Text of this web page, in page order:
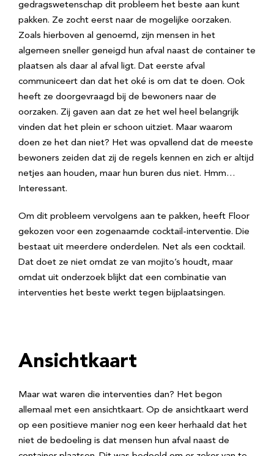
gedragswetenschap dit probleem het beste aan kunt
pakken. Ze zocht eerst naar de mogelijke oorzaken.
Zoals hierboven al genoemd, zijn mensen in het
algemeen sneller geneigd hun afval naast de container te
plaatsen als daar al afval ligt. Dat eerste afval
communiceert dan dat het oké is om dat te doen. Ook
heeft ze doorgevraagd bij de bewoners naar de
oorzaken. Zij gaven aan dat ze het wel heel belangrijk
vinden dat het plein er schoon uitziet. Maar waarom
doen ze het dan niet? Het was opvallend dat de meeste
bewoners zeiden dat zij de regels kennen en zich er altijd
netjes aan houden, maar hun buren dus niet. Hmm…
Interessant.
Om dit probleem vervolgens aan te pakken, heeft Floor
gekozen voor een zogenaamde cocktail-interventie. Die
bestaat uit meerdere onderdelen. Net als een cocktail.
Dat doet ze niet omdat ze van mojito’s houdt, maar
omdat uit onderzoek blijkt dat een combinatie van
interventies het beste werkt tegen bijplaatsingen.
Ansichtkaart
Maar wat waren die interventies dan? Het begon
allemaal met een ansichtkaart. Op de ansichtkaart werd
op een positieve manier nog een keer herhaald dat het
niet de bedoeling is dat mensen hun afval naast de